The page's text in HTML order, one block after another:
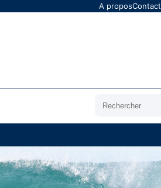
A proposContact
Rechercher